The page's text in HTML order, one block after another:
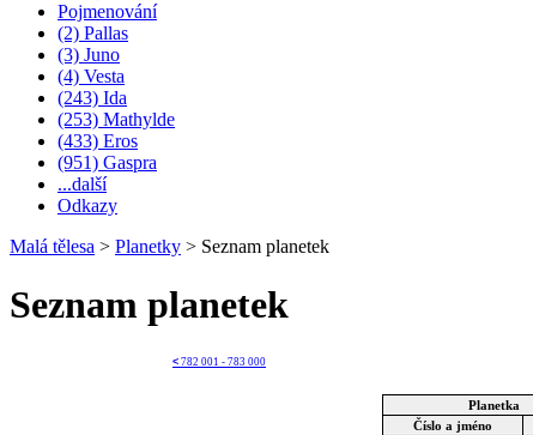
Pojmenování
(2) Pallas
(3) Juno
(4) Vesta
(243) Ida
(253) Mathylde
(433) Eros
(951) Gaspra
...další
Odkazy
Malá tělesa > Planetky > Seznam planetek
Seznam planetek
< 782 001 - 783 000
Planetka
Číslo a jméno